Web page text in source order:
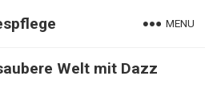
MENU
Welt mit Dazz